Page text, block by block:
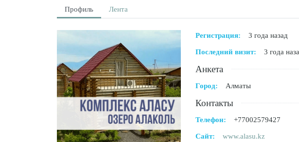
Профиль Лента
Регистрация: 3 года назад
Последний визит: 3 года
Анкета
Город: Алматы
Контакты
Телефон: +77002579427
Сайт:
www.alasu.kz